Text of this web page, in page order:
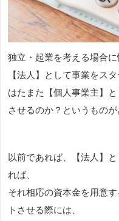
独立・起業を考える場合
【法人】として事業をス
はたまた【個人事業主】
させるのか？というものが
以前であれば、【法人】
れば、
それ相応の資本金を用意
トさせる際には、